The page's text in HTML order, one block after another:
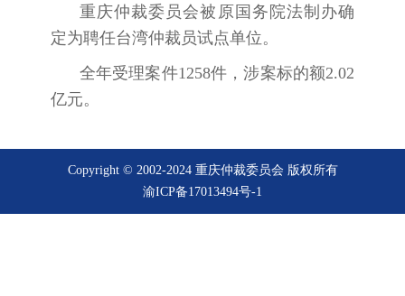
重庆仲裁委员会被原国务院法制办确
定为聘任台湾仲裁员试点单位。
全年受理案件1258件，涉案标的额2.02
亿元。
Copyright © 2002-2024 重庆仲裁委员会 版权所有
渝ICP备17013494号-1